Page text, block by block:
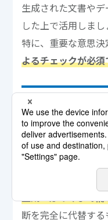
生成された文書や
した上で活用しまし
特に、重要な意思
よるチェックが必須
過信によるヒ
生成AIに依存し過
うになり、ヒュー
生成AIはあくまで
断を完全に代替す